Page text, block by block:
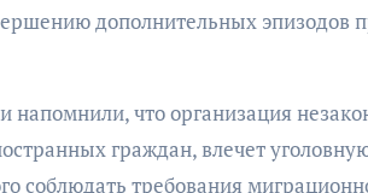
дополнительных эпизодов
что организация
граждан, влечет
соблюдать требования